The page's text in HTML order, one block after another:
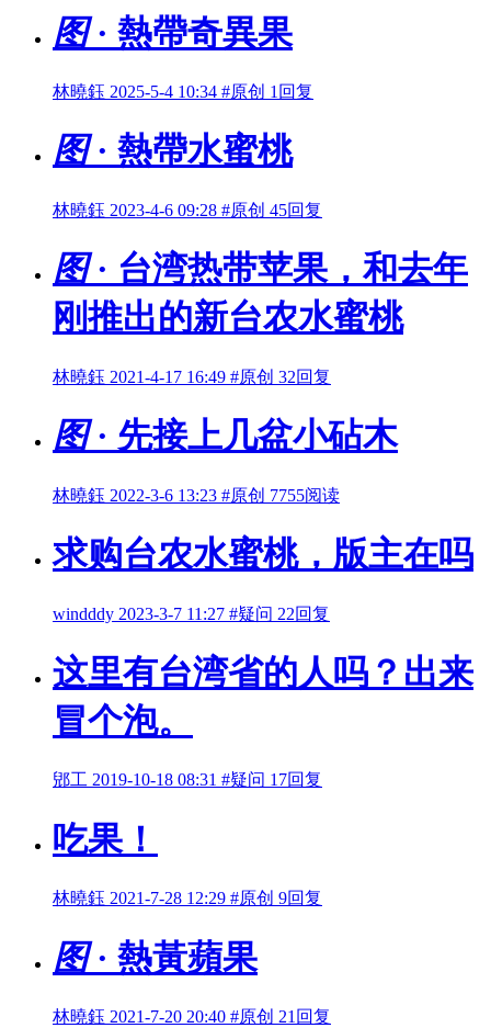
图· 熱帶奇異果
林曉鈺 2025-5-4 10:34 #原创 1回复
图· 熱帶水蜜桃
林曉鈺 2023-4-6 09:28 #原创 45回复
图· 台湾热带苹果，和去年
刚推出的新台农水蜜桃
林曉鈺 2021-4-17 16:49 #原创 32回复
图· 先接上几盆小砧木
林曉鈺 2022-3-6 13:23 #原创 7755阅读
求购台农水蜜桃，版主在吗
windddy 2023-3-7 11:27 #疑问 22回复
这里有台湾省的人吗？出来
冒个泡。
郳工 2019-10-18 08:31 #疑问 17回复
吃果！
林曉鈺 2021-7-28 12:29 #原创 9回复
图· 熱黃蘋果
林曉鈺 2021-7-20 20:40 #原创 21回复